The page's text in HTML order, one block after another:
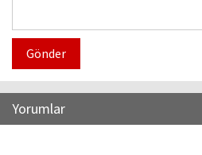
Gönder
Yorumlar